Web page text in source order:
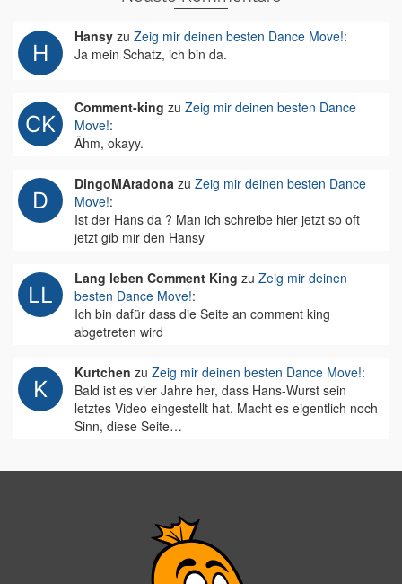
Hansy zu Zeig mir deinen besten Dance Move!:
Ja mein Schatz, ich bin da.
Comment-king zu Zeig mir deinen besten Dance
Move!:
Ähm, okayy.
DingoMAradona zu Zeig mir deinen besten Dance
Move!:
Ist der Hans da ? Man ich schreibe hier jetzt so oft
jetzt gib mir den Hansy
Lang leben Comment King zu Zeig mir deinen
besten Dance Move!:
Ich bin dafür dass die Seite an comment king
abgetreten wird
Kurtchen zu Zeig mir deinen besten Dance Move!:
Bald ist es vier Jahre her, dass Hans-Wurst sein
letztes Video eingestellt hat. Macht es eigentlich noch
Sinn, diese Seite…